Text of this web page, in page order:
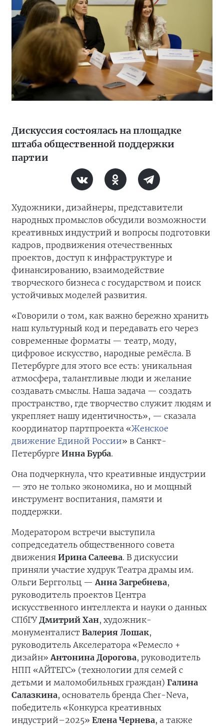
Дискуссия состоялась на площадке
штаба общественной поддержки
партии
Художники, дизайнеры, представители
народных промыслов обсудили возможности
креативных индустрий и вопросы подготовки
кадров, продвижения отечественных
проектов, доступ к инфраструктуре и
финансированию, взаимодействие
творческого бизнеса с государством и поиск
устойчивых моделей развития.
«Говорили о том, как важно бережно хранить
наш культурный код и передавать его через
современные форматы — театр, моду,
цифровое искусство, народные ремёсла. В
Петербурге для этого все есть: уникальная
атмосфера, талантливые люди и желание
создавать смыслы. Наша задача — создать
пространство, где творчество служит людям и
укрепляет нашу идентичность», — сказала
координатор партпроекта «Женское
движение Единой России» в Санкт-
Петербурге Инна Бурба.
Она подчеркнула, что креативные индустрии
— это не только экономика, но и мощный
инструмент воспитания, памяти и
поддержки.
Модератором встречи выступила
сопредседатель общественного совета
движения Ирина Салеева. В дискуссии
приняли участие худрук Театра драмы им.
Ольги Берггольц —Анна Загребнева,
руководитель проектов Центра
искусственного интеллекта и науки о данных
СПбГУДмитрий Хан, художник-
монументалист Валерия Лошак,
руководитель Акселератора «Ремесло +
дизайн»Антонина Дорогова, руководитель
НПП «АЙТЕГС» (технологии для семей с
детьми и маломобильных граждан) Галина
Салазкина, основатель бренда Cher-Neva,
победитель «Конкурса креативных
индустрий–2025» Елена Чернева, а также